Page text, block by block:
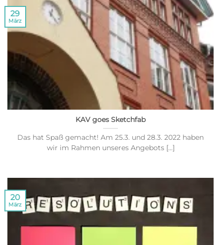
KAV goes Sketchfab
Das hat Spaß gemacht! Am 25.3. und 28.3. 2022 haben
wir im Rahmen unseres Angebots [...]
29
März
20
März